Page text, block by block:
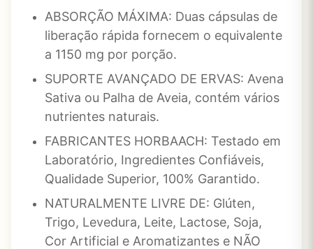
ABSORÇÃO MÁXIMA: Duas cápsulas de
liberação rápida fornecem o equivalente
a 1150 mg por porção.
SUPORTE AVANÇADO DE ERVAS: Avena
Sativa ou Palha de Aveia, contém vários
nutrientes naturais.
FABRICANTES HORBAACH: Testado em
Laboratório, Ingredientes Confiáveis,
Qualidade Superior, 100% Garantido.
NATURALMENTE LIVRE DE: Glúten,
Trigo, Levedura, Leite, Lactose, Soja,
Cor Artificial e Aromatizantes e NÃO